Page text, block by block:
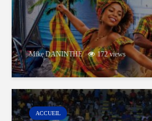
Mike DANINTHE 172 views
ACCUEIL